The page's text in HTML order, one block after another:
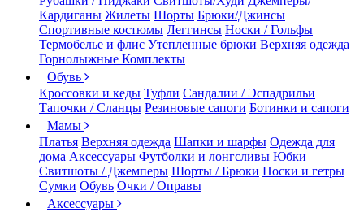
Кардиганы Жилеты Шорты Брюки/Джинсы
Спортивные костюмы Леггинсы Носки / Гольфы
Термобелье и флис Утепленные брюки Верхняя одежда
Горнолыжные Комплекты
Обувь
Кроссовки и кеды Туфли Сандалии / Эспадрильи
Тапочки / Сланцы Резиновые сапоги Ботинки и сапоги
Мамы
Платья Верхняя одежда Шапки и шарфы Одежда для
дома Аксессуары Футболки и лонгсливы Юбки
Свитшоты / Джемперы Шорты / Брюки Носки и гетры
Сумки Обувь Очки / Оправы
Аксессуары